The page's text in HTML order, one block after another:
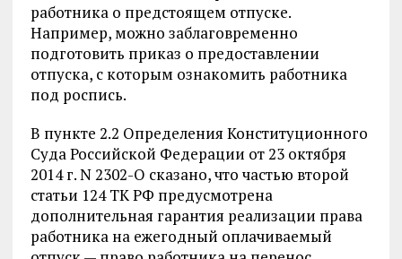
работника о предстоящем отпуске.
Например, можно заблаговременно
подготовить приказ о предоставлении
отпуска, с которым ознакомить работника
под роспись.
В пункте 2.2 Определения Конституционного
Суда Российской Федерации от 23 октября
2014 г. N 2302-О сказано, что частью второй
статьи 124 ТК РФ предусмотрена
дополнительная гарантия реализации права
работника на ежегодный оплачиваемый